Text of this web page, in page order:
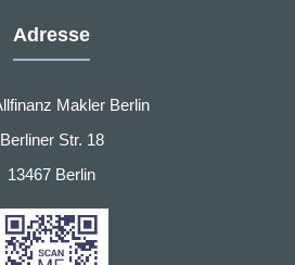
Adresse
Makler Berlin
Berliner Str. 18
13467 Berlin